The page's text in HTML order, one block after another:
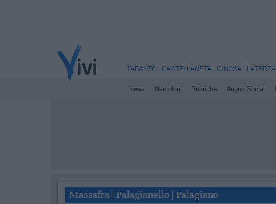
TARANTO CASTELLANETA GINOSA LATERZA
News Necrologi Rubriche Auguri Social
Massafra | Palagianello | Palagiano